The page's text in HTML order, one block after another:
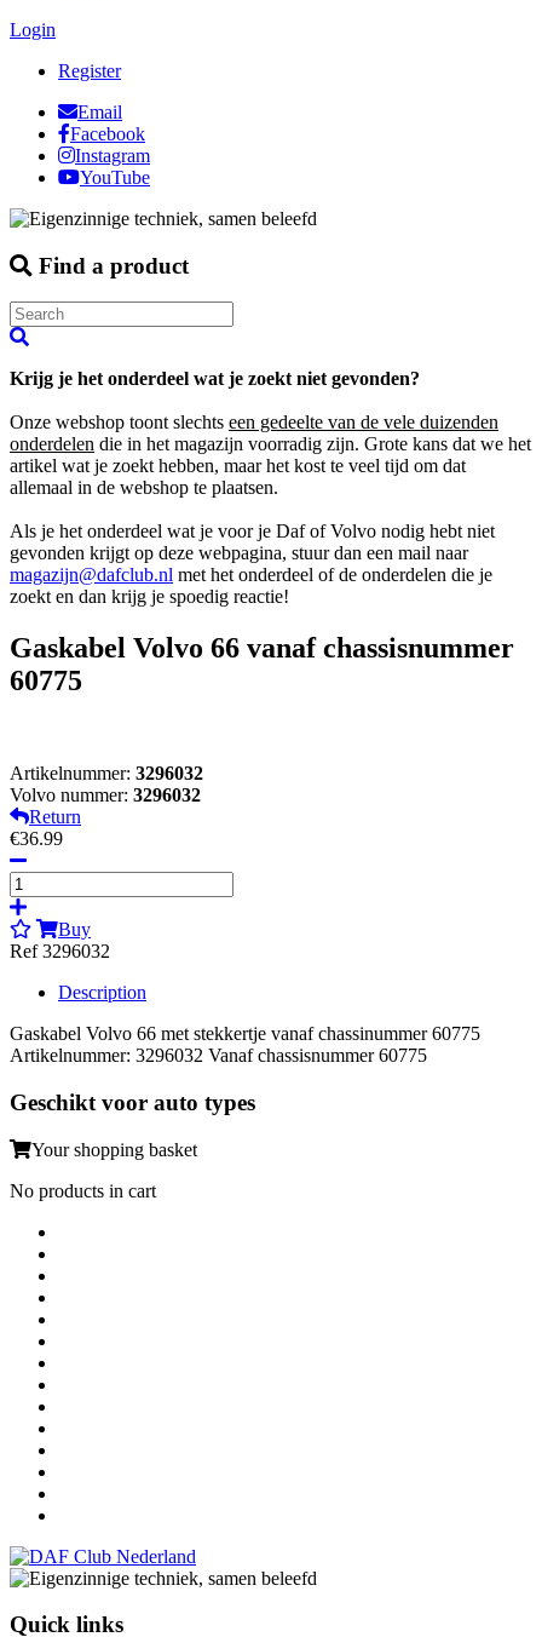
Login
Register
Email
Facebook
Instagram
YouTube
Find a product
Krijg je het onderdeel wat je zoekt niet gevonden?
Onze webshop toont slechts een gedeelte van de vele duizenden
onderdelen die in het magazijn voorradig zijn. Grote kans dat we het
artikel wat je zoekt hebben, maar het kost te veel tijd om dat
allemaal in de webshop te plaatsen.
Als je het onderdeel wat je voor je Daf of Volvo nodig hebt niet
gevonden krijgt op deze webpagina, stuur dan een mail naar
magazijn@dafclub.nl met het onderdeel of de onderdelen die je
zoekt en dan krijg je spoedig reactie!
Gaskabel Volvo 66 vanaf chassisnummer
60775
Artikelnummer: 3296032
Volvo nummer: 3296032
Return
€36.99
Buy
Ref 3296032
Description
Gaskabel Volvo 66 met stekkertje vanaf chassinummer 60775
Artikelnummer: 3296032 Vanaf chassisnummer 60775
Geschikt voor auto types
Your shopping basket
No products in cart
Quick links